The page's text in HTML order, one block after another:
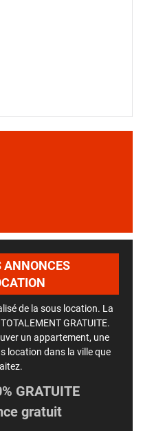
ANNONCES
de la sous location. La
GRATUITE.
un appartement, une
location dans la ville que
GRATUITE
gratuit